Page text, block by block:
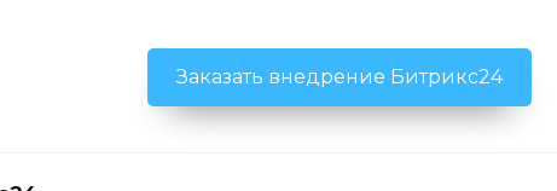
Заказать внедрение Битрикс24